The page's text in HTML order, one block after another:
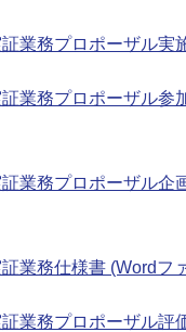
業務プロポーザル実
業務プロポーザル参
業務プロポーザル企
業務仕様書 (Wordフ
業務プロポーザル評